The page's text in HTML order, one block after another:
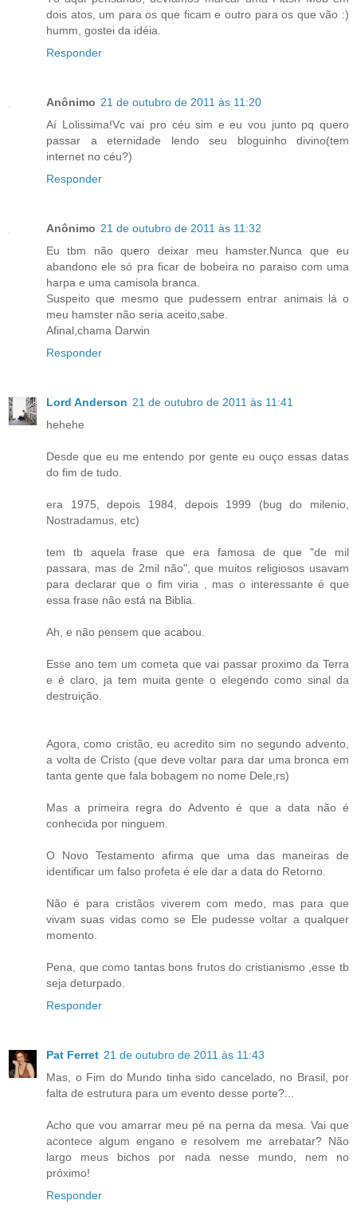
dois atos, um para os que ficam e outro para os que vão :)
humm, gostei da idéia.
Responder
Anônimo 21 de outubro de 2011 às 11:20
Aí Lolissima!Vc vai pro céu sim e eu vou junto pq quero
passar a eternidade lendo seu bloguinho divino(tem
internet no céu?)
Responder
Anônimo 21 de outubro de 2011 às 11:32
Eu tbm não quero deixar meu hamster.Nunca que eu
abandono ele só pra ficar de bobeira no paraiso com uma
harpa e uma camisola branca.
Suspeito que mesmo que pudessem entrar animais lá o
meu hamster não seria aceito,sabe.
Afinal,chama Darwin
Responder
Lord Anderson 21 de outubro de 2011 às 11:41
hehehe
Desde que eu me entendo por gente eu ouço essas datas
do fim de tudo.
era 1975, depois 1984, depois 1999 (bug do milenio,
Nostradamus, etc)
tem tb aquela frase que era famosa de que "de mil
passara, mas de 2mil não", que muitos religiosos usavam
para declarar que o fim viria , mas o interessante é que
essa frase não está na Biblia.
Ah, e não pensem que acabou.
Esse ano tem um cometa que vai passar proximo da Terra
e é claro, ja tem muita gente o elegendo como sinal da
destruição.
Agora, como cristão, eu acredito sim no segundo advento,
a volta de Cristo (que deve voltar para dar uma bronca em
tanta gente que fala bobagem no nome Dele,rs)
Mas a primeira regra do Advento é que a data não é
conhecida por ninguem.
O Novo Testamento afirma que uma das maneiras de
identificar um falso profeta é ele dar a data do Retorno.
Não é para cristãos viverem com medo, mas para que
vivam suas vidas como se Ele pudesse voltar a qualquer
momento.
Pena, que como tantas bons frutos do cristianismo ,esse tb
seja deturpado.
Responder
Pat Ferret 21 de outubro de 2011 às 11:43
Mas, o Fim do Mundo tinha sido cancelado, no Brasil, por
falta de estrutura para um evento desse porte?...
Acho que vou amarrar meu pé na perna da mesa. Vai que
acontece algum engano e resolvem me arrebatar? Não
largo meus bichos por nada nesse mundo, nem no
próximo!
Responder